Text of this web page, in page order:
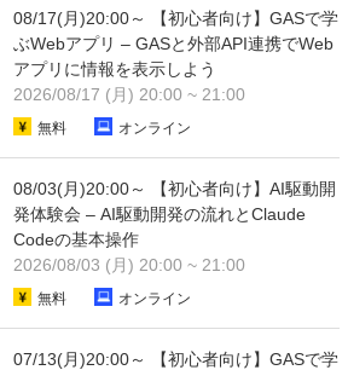
08/17(月)20:00～ 【初心者向け】GASで学
ぶWebアプリ – GASと外部API連携でWeb
アプリに情報を表示しよう
2026/08/17 (月) 20:00 ~ 21:00
無料 オンライン
08/03(月)20:00～ 【初心者向け】AI駆動開
発体験会 – AI駆動開発の流れとClaude
Codeの基本操作
2026/08/03 (月) 20:00 ~ 21:00
無料 オンライン
07/13(月)20:00～ 【初心者向け】GASで学